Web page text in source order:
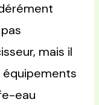
mais il
eau